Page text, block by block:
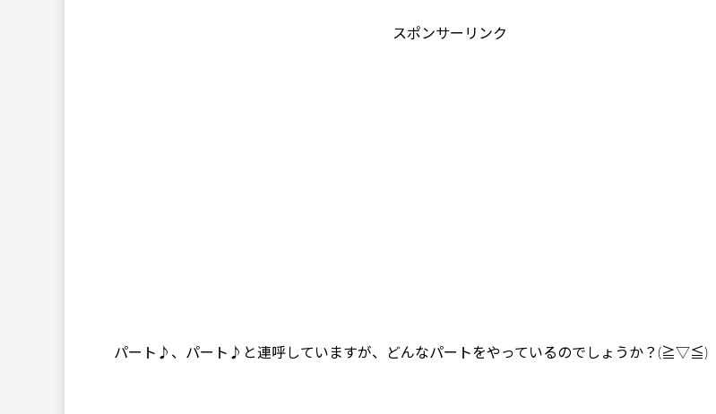
スポンサーリンク
パート♪、パート♪と連呼していますが、どんなパートをやっているのでしょうか？(≧▽≦)